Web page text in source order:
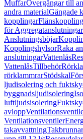
MuffarÖvergångar till
andra materialGängade
kopplingar
för Aggregatanslutningar
Anslutningsböjar
KopplingshylsorRaka
anslutningarVattenlås
VattenlåsTillbehör
rörklammrarStödskal
ljudisolering och
byggnadsljudisolering
luftljudsisolering
avlopp
Ventilationsventiler
takavvattningTakbrunnar